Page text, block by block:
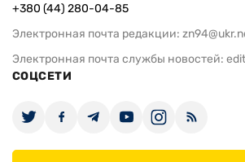
+380 (44) 280-04-85
Электронная почта редакции:
Электронная почта службы новостей:
СОЦСЕТИ